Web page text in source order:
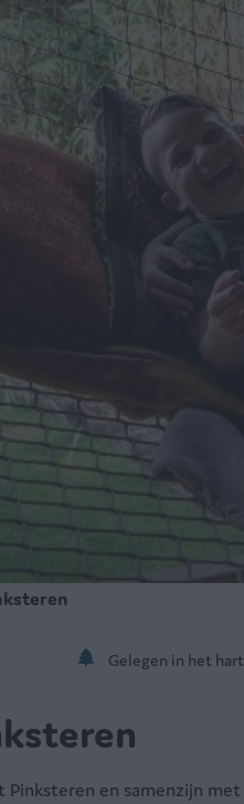
Gelegen in het
en samenzijn